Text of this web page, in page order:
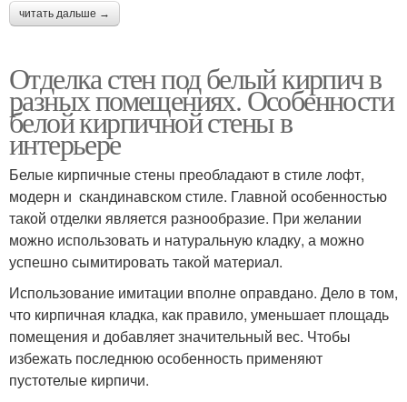
читать дальше →
Отделка стен под белый кирпич в
разных помещениях. Особенности
белой кирпичной стены в
интерьере
Белые кирпичные стены преобладают в стиле лофт,
модерн и скандинавском стиле. Главной особенностью
такой отделки является разнообразие. При желании
можно использовать и натуральную кладку, а можно
успешно сымитировать такой материал.
Использование имитации вполне оправдано. Дело в том,
что кирпичная кладка, как правило, уменьшает площадь
помещения и добавляет значительный вес. Чтобы
избежать последнюю особенность применяют
пустотелые кирпичи.